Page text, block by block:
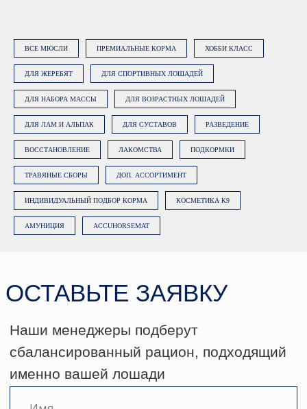
ВСЕ МЮСЛИ ПРЕМИАЛЬНЫЕ КОРМА ХОББИ КЛАСС
ДЛЯ ЖЕРЕБЯТ ДЛЯ СПОРТИВНЫХ ЛОШАДЕЙ
ДЛЯ НАБОРА МАССЫ ДЛЯ ВОЗРАСТНЫХ ЛОШАДЕЙ
ДЛЯ ЛАМ И АЛЬПАК ДЛЯ СУСТАВОВ РАЗВЕДЕНИЕ
ВОССТАНОВЛЕНИЕ ЛАКОМСТВА ПОДКОРМКИ
ТРАВЯНЫЕ СБОРЫ ДОП. АССОРТИМЕНТ
ИНДИВИДУАЛЬНЫЙ ПОДБОР КОРМА КОСМЕТИКА К9
АМУНИЦИЯ ACCUHORSEMAT
ЗАКАЗАТЬ КОНСУЛЬТАЦИЮ